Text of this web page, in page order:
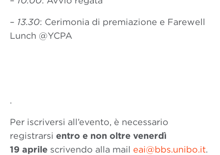
– 13.30: Cerimonia di premiazione e Farewell
Lunch @YCPA
.
Per iscriversi all’evento, è necessario
registrarsi entro e non oltre venerdì
19 aprile scrivendo alla mail eai@bbs.unibo.it.